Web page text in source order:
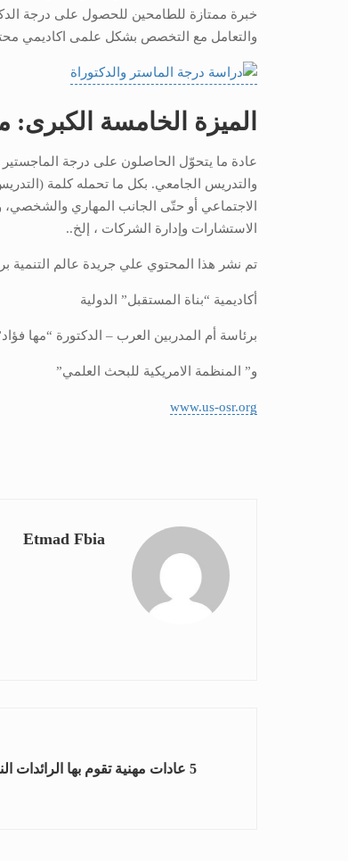
خبرة ممتازة للطامحين للحصول على درجة
والتعامل مع التخصص بشكل علمى اكاديمي
الميزة الخامسة
عادة ما يتحوّل الحاصلون على درجة الماجستير
والتدريس الجامعي. بكل ما تحمله كلمة
الاجتماعي أو حتّى الجانب المهاري
الاستشارات وإدارة الشركات ، إلخ..
تم نشر هذا المحتوي علي جريدة عالم التنمية
أكاديمية “بناة المستقبل” الدولية
برئاسة أم المدربين العرب – الدكتورة “مها
و” المنظمة الامريكية للبحث العلمي”
www.us-osr.org
Etmad Fbia
5 عادات مهنية تقوم بها الرائدات